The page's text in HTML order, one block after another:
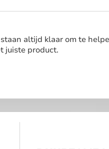
altijd klaar om te
juiste product.